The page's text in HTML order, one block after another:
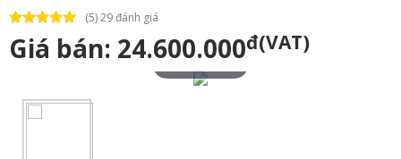
(5) 29 đánh giá
Giá bán: 24.600.000đ(VAT)